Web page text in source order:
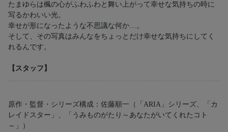
たまゆらは楓の心がふわふわと舞い上がって幸せな気持ちの時に
写るかわいい光。
幸せが形になったような不思議な何か…。
そして、その写真はみんなをちょっとだけ幸せな気持ちにしてく
れるんです。
【スタッフ】
原作・監督・シリーズ構成：佐藤順一（「ARIA」シリーズ、「カ
レイドスター」、「うみものがたり～あなたがいてくれたコト
～」）